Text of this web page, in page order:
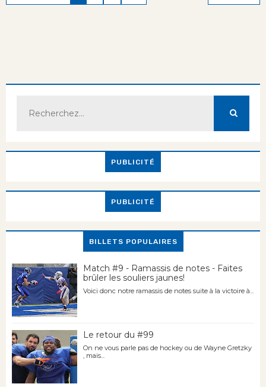
PUBLICITÉ
PUBLICITÉ
BILLETS POPULAIRES
Match #9 - Ramassis de notes - Faites
brûler les souliers jaunes!
Voici donc notre ramassis de notes suite à la victoire à...
Le retour du #99
On ne vous parle pas de hockey ou de Wayne Gretzky
, mais...